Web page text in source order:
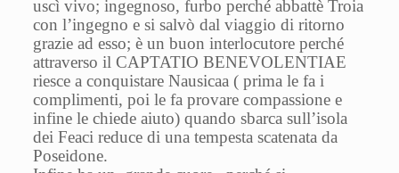
uscì vivo; ingegnoso, furbo perché abbattè Troia
con l’ingegno e si salvò dal viaggio di ritorno
grazie ad esso; è un buon interlocutore perché
attraverso il CAPTATIO BENEVOLENTIAE
riesce a conquistare Nausicaa ( prima le fa i
complimenti, poi le fa provare compassione e
infine le chiede aiuto) quando sbarca sull’isola
dei Feaci reduce di una tempesta scatenata da
Poseidone.